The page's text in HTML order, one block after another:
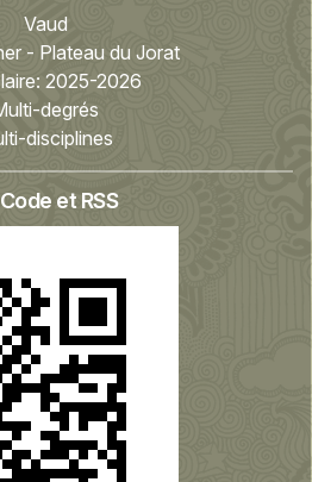
Vaud
- Plateau du Jorat
2025-2026
degrés
disciplines
et RSS